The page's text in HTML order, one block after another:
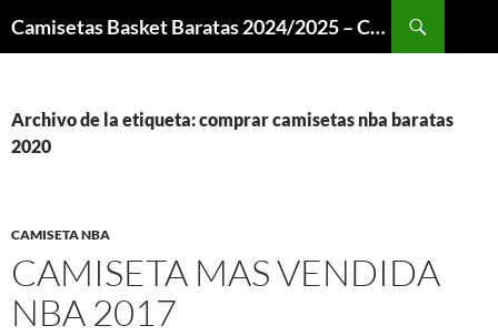
Camisetas Basket Baratas 2024/2025 – Camisetas NBA
Archivo de la etiqueta: comprar camisetas nba baratas
2020
CAMISETA NBA
CAMISETA MAS VENDIDA
NBA 2017